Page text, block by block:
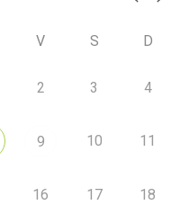
V S D
2 3 4
9 10 11
16 17 18